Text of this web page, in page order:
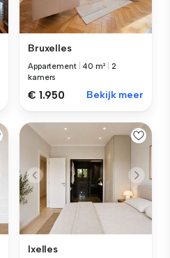
Bruxelles
Appartement 40 m²
2
kamers
€ 1.950 Bekijk meer
Ixelles